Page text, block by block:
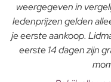
weergegeven in
ledenprijzen gelden
je eerste aankoop.
eerste 14 dagen zijn